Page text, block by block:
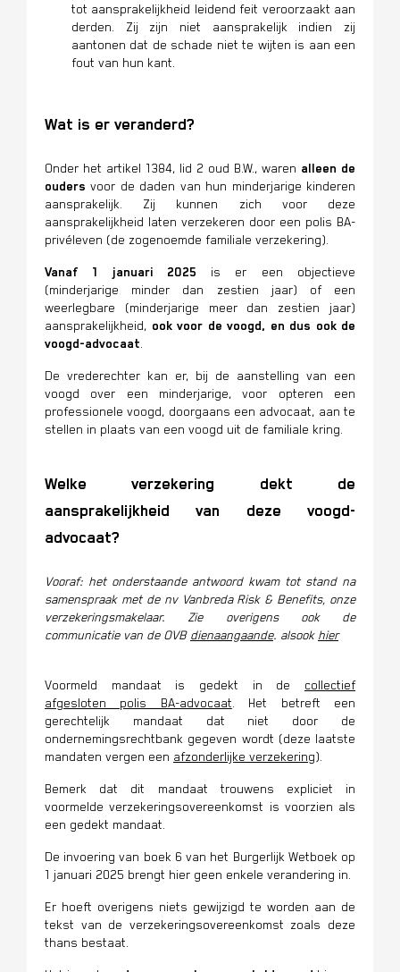
tot aansprakelijkheid leidend feit veroorzaakt aan
derden. Zij zijn niet aansprakelijk indien zij
aantonen dat de schade niet te wijten is aan een
fout van hun kant.
Wat is er veranderd?
Onder het artikel 1384, lid 2 oud B.W., waren alleen de
oudersvoor de daden van hun minderjarige kinderen
aansprakelijk. Zij kunnen zich voor deze
aansprakelijkheid laten verzekeren door een polis BA-
privéleven (de zogenoemde familiale verzekering).
Vanaf 1 januari 2025 is er een objectieve
(minderjarige minder dan zestien jaar) of een
weerlegbare (minderjarige meer dan zestien jaar)
aansprakelijkheid, ook voor de voogd, en dus ook de
voogd-advocaat.
De vrederechter kan er, bij de aanstelling van een
voogd over een minderjarige, voor opteren een
professionele voogd, doorgaans een advocaat, aan te
stellen in plaats van een voogd uit de familiale kring.
Welke verzekering dekt de
aansprakelijkheid van deze voogd-
advocaat?
Vooraf: het onderstaande antwoord kwam tot stand na
samenspraak met de nv Vanbreda Risk & Benefits, onze
verzekeringsmakelaar. Zie overigens ook de
communicatie van de OVB dienaangaande. alsook hier
Voormeld mandaat is gedekt in de collectief
afgesloten polis BA-advocaat. Het betreft een
gerechtelijk mandaat dat niet door de
ondernemingsrechtbank gegeven wordt (deze laatste
mandaten vergen een afzonderlijke verzekering).
Bemerk dat dit mandaat trouwens expliciet in
voormelde verzekeringsovereenkomst is voorzien als
een gedekt mandaat.
De invoering van boek 6 van het Burgerlijk Wetboek op
1 januari 2025 brengt hier geen enkele verandering in.
Er hoeft overigens niets gewijzigd te worden aan de
tekst van de verzekeringsovereenkomst zoals deze
thans bestaat.